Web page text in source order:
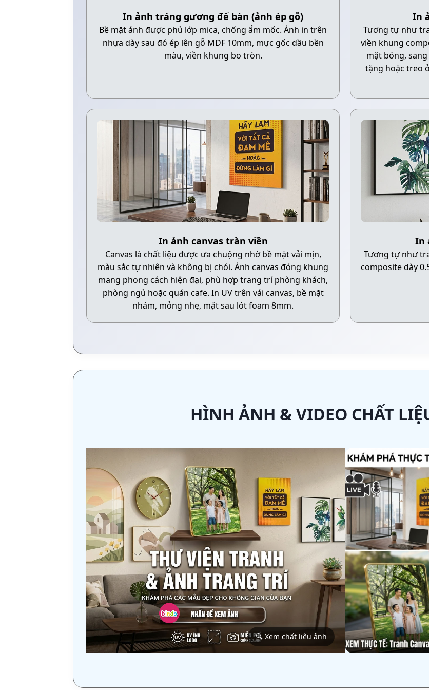
In ảnh tráng gương để bàn (ảnh ép gỗ)
Bề mặt ảnh được phủ lớp mica, chống ẩm mốc. Ảnh in trên
nhựa dày sau đó ép lên gỗ MDF 10mm, mực gốc dầu bền
màu, viền khung bo tròn.
In
Tương tự như
viền khung
mặt bóng,
tặng hoặc treo
In ảnh canvas tràn viền
Canvas là chất liệu được ưa chuộng nhờ bề mặt vải mịn,
màu sắc tự nhiên và không bị chói. Ảnh canvas đóng khung
mang phong cách hiện đại, phù hợp trang trí phòng khách,
phòng ngủ hoặc quán cafe. In UV trên vải canvas, bề mặt
nhám, mỏng nhẹ, mặt sau lót foam 8mm.
In
Tương tự như
composite dày
HÌNH ẢNH & VIDEO CHẤT
🔍 Xem chất liệu ảnh